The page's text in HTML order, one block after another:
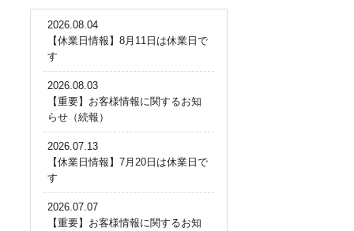
2026.08.04
【休業日情報】8月11日は休業日で
す
2026.08.03
【重要】お客様情報に関するお知
らせ（続報）
2026.07.13
【休業日情報】7月20日は休業日で
す
2026.07.07
【重要】お客様情報に関するお知